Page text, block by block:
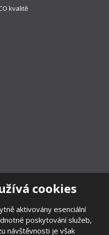
cookies
aktivovány esenciální
poskytování služeb,
návštěvnosti je však
kvalitě